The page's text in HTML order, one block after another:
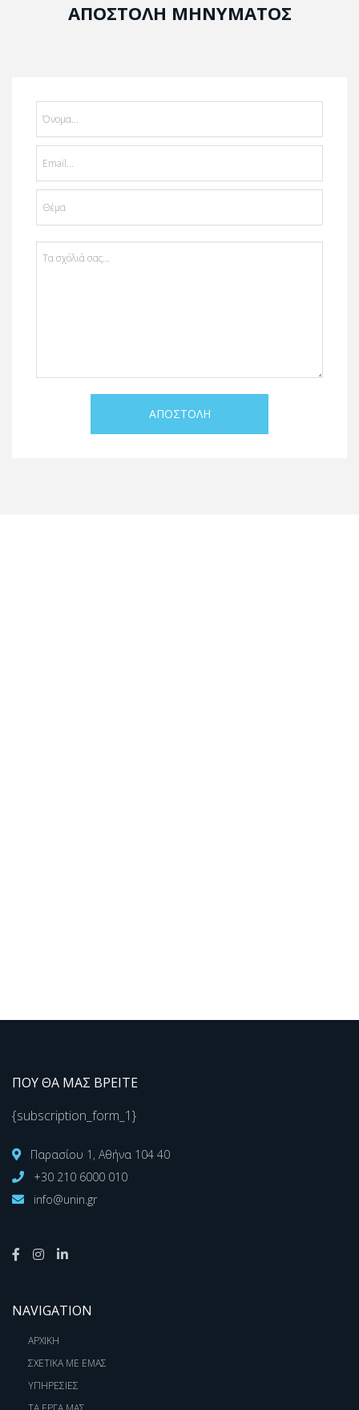
ΑΠΟΣΤΟΛΗ ΜΗΝΥΜΑΤΟΣ
ΠΟΥ ΘΑ ΜΑΣ ΒΡΕΙΤΕ
{subscription_form_1}
Παρασίου 1, Αθήνα 104 40
+30 210 6000 010
info@unin.gr
NAVIGATION
ΑΡΧΙΚΗ
ΣΧΕΤΙΚΑ ΜΕ ΕΜΑΣ
ΥΠΗΡΕΣΙΕΣ